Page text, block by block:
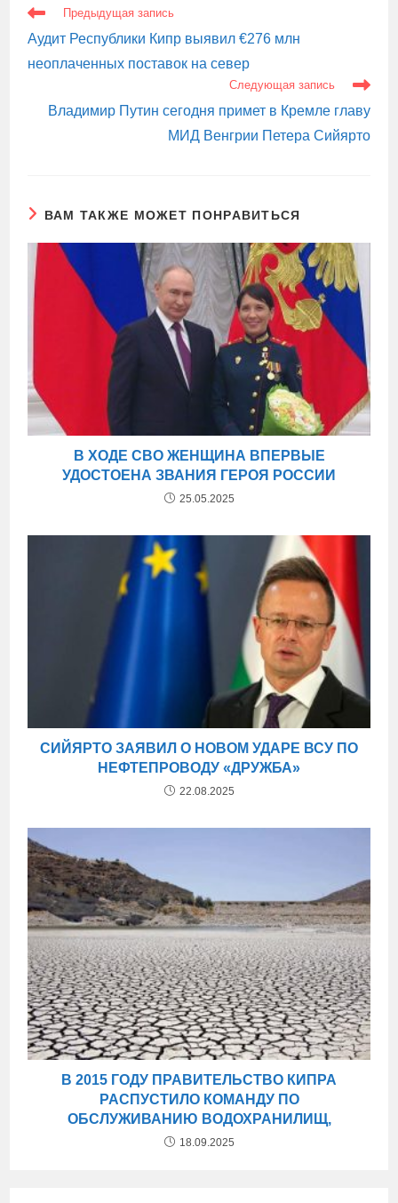
ЕЩЕ
СТАТЬИ
Предыдущая запись
Аудит Республики Кипр выявил €276 млн
неоплаченных поставок на север
Следующая запись
Владимир Путин сегодня примет в Кремле главу
МИД Венгрии Петера Сийярто
ВАМ ТАКЖЕ МОЖЕТ ПОНРАВИТЬСЯ
В ХОДЕ СВО ЖЕНЩИНА ВПЕРВЫЕ
УДОСТОЕНА ЗВАНИЯ ГЕРОЯ РОССИИ
25.05.2025
СИЙЯРТО ЗАЯВИЛ О НОВОМ УДАРЕ ВСУ ПО
НЕФТЕПРОВОДУ «ДРУЖБА»
22.08.2025
В 2015 ГОДУ ПРАВИТЕЛЬСТВО КИПРА
РАСПУСТИЛО КОМАНДУ ПО
ОБСЛУЖИВАНИЮ ВОДОХРАНИЛИЩ,
18.09.2025